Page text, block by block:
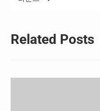
Related Posts